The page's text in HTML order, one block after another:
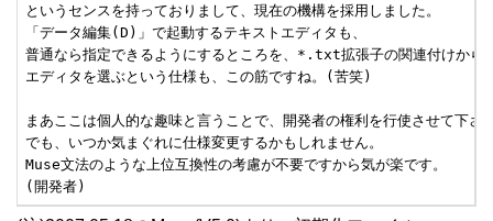
というセンスを持っておりまして、現在の機構を採用しました。
「データ編集(D)」で起動するテキストエディタも、
普通なら指定できるようにするところを、*.txt拡張子の関連付けから
エディタを選ぶという仕様も、この筋ですね。(苦笑)
まあここは個人的な趣味と言うことで、開発者の権利を行使させて下さ
でも、いつか気まぐれに仕様変更するかもしれません。
Muse文法のような上位互換性の考慮が不要ですから気が楽です。
(開発者)